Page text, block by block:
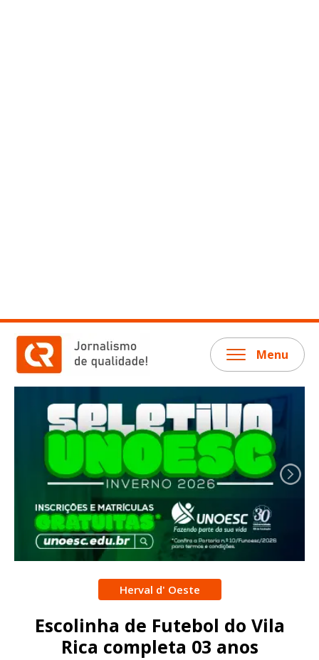
Menu
Herval d' Oeste
Escolinha de Futebol do Vila
Rica completa 03 anos